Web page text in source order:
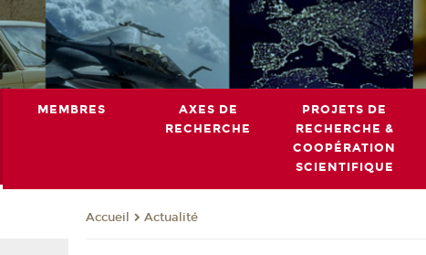
MEMBRES
AXES DE
RECHERCHE
PROJETS DE
RECHERCHE &
COOPÉRATION
SCIENTIFIQUE
Accueil Actualité